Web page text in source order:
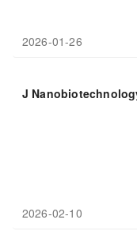
2026-01-26
J
2026-02-10